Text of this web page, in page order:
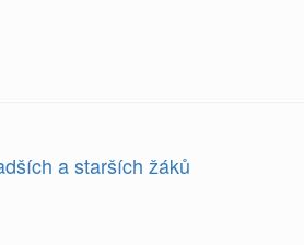
a starších žáků